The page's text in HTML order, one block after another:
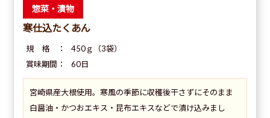
惣菜・漬物
寒仕込たくあん
規 格 ：
450ｇ（3袋）
賞味期間：
60日
宮崎県産大根使用。寒風の季節に収穫後干さずにそのまま
白醤油・かつおエキス・昆布エキスなどで漬け込みまし